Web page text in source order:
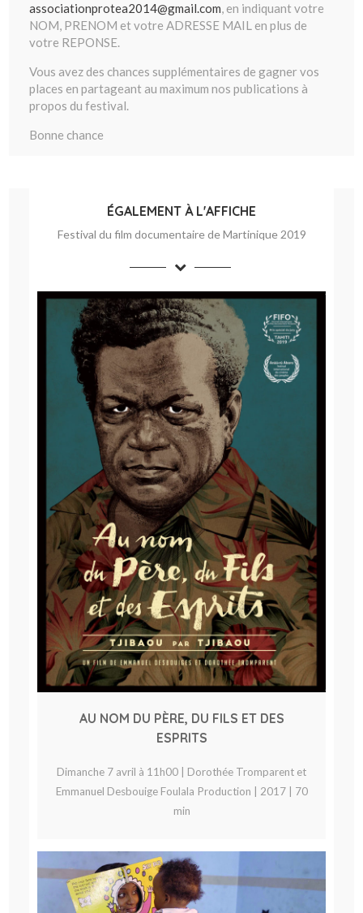
associationprotea2014@gmail.com, en indiquant votre
NOM, PRENOM et votre ADRESSE MAIL en plus de
votre REPONSE.
Vous avez des chances supplémentaires de gagner vos
places en partageant au maximum nos publications à
propos du festival.
Bonne chance
ÉGALEMENT À L'AFFICHE
Festival du film documentaire de Martinique 2019
AU NOM DU PÈRE, DU FILS ET DES
ESPRITS
Dimanche 7 avril à 11h00 | Dorothée Tromparent et
Emmanuel Desbouige Foulala Production | 2017 | 70
min